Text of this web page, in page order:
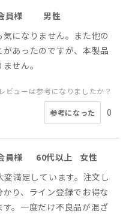
員様
男性
になりません。また他の
あったのですが、本製品
せん。
ビューは参考になりましたか？
参考になった 0
員様 60代以上
女性
満足しています。注文し
り、ライン登録でお得な
。一度だけ不良品が混ざ